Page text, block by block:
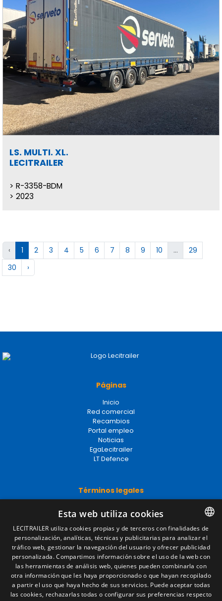
LS. MULTI. XL.
LECITRAILER
R-3358-BDM
2023
‹ 1 2 3 4 5 6 7 8 9 10 ...
29
30
›
Páginas
Inicio
Red comercial
Recambios
Portal empleo
Noticias
EgaLecitrailer
LT Defence
Términos legales
Política de privacidad
Política de cookies
Condiciones generales de venta
Gestionar cookies
Contacto
Camino de los Huertos, S/N. Apdo 100
SPANISH
ENGLISH
FRENCH
ITALIAN
Esta web utiliza cookies
LECITRAILER utiliza cookies propias y de terceros con finalidades de
personalización, analíticas, técnicas y publicitarias para analizar el
tráfico web, gestionar la navegación del usuario y ofrecer publicidad
personalizada. Compartimos información sobre el uso de la web con
las herramientas de análisis web, quienes pueden combinarla con
otra información que les haya proporcionado o que hayan recopilado
a partir el uso que haya hecho de sus servicios. Puede aceptar todas
las cookies, rechazarlas todas o configurar sus preferencias respecto